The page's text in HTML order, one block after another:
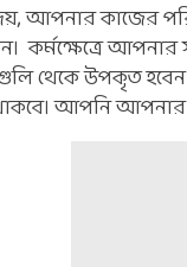
আপনার কাজের
কর্মক্ষেত্রে
থেকে উপকৃত
আপনি